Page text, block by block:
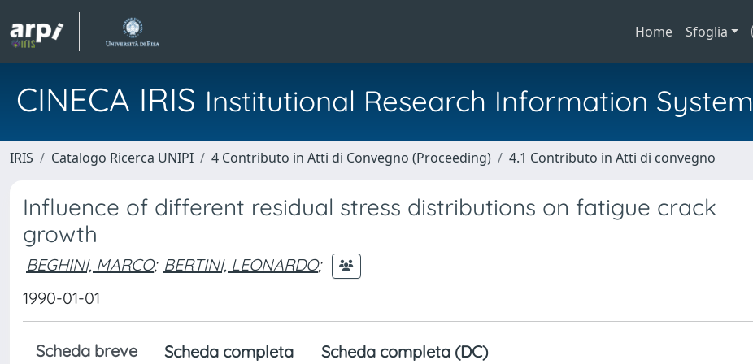
Home Sfoglia
CINECA IRIS Institutional Research Information System
IRIS Catalogo Ricerca UNIPI 4 Contributo in Atti di Convegno (Proceeding) 4.1 Contributo in Atti di convegno
Influence of different residual stress distributions on fatigue crack
growth
BEGHINI, MARCO; BERTINI, LEONARDO;
1990-01-01
Scheda breve Scheda completa Scheda completa (DC)